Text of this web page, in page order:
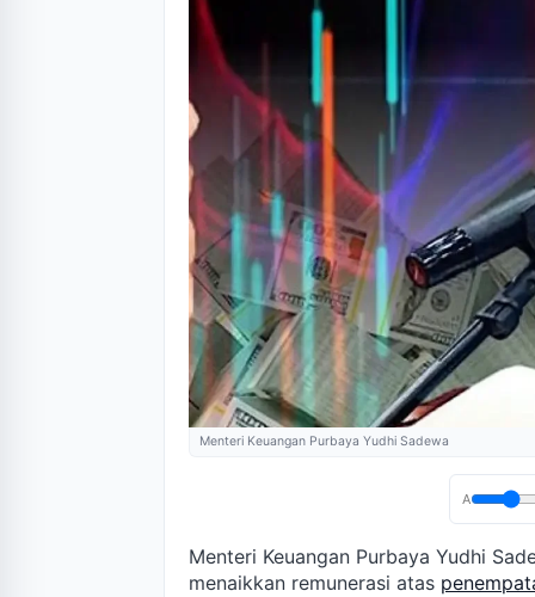
Menteri Keuangan Purbaya Yudhi Sadewa
A
Menteri Keuangan Purbaya Yudhi
menaikkan remunerasi atas